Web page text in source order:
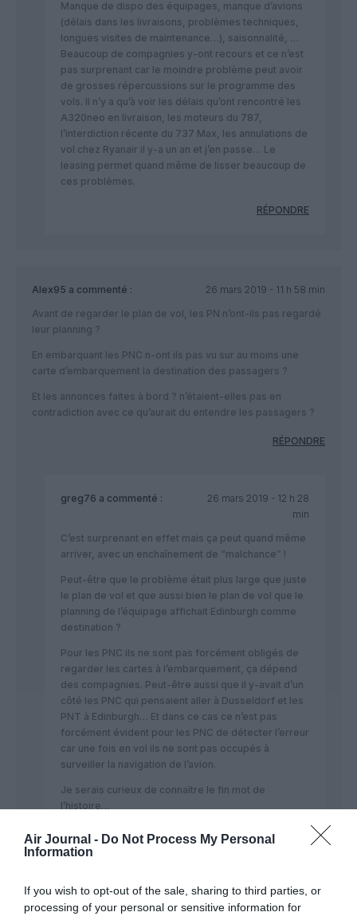
Air Journal - Do Not Process My Personal
Information
If you wish to opt-out of the sale, sharing to third parties, or
processing of your personal or sensitive information for
Manque de dispo des équipages, manque d’avions
(délais dans les livraisons, problèmes techniques,
longues visites de maintenance…), saisonnalité, …
Beaucoup de compagnies y-ont recours et ce n’est
pas surprenant car le moindre problème peut avoir
de grosses répercussions sur le programme des
vols. Il n’y a qu’à voir les délais qu’ont rencontré les
A320neo en livraison, les moteurs du 787,
l’interdiction récente du 737 Max, les annulations de
vol chez Ryanair il y-a un an et j’en passe… Le
leasing permet quand même de lisser beaucoup de
ces problèmes.
RÉPONDRE
Alex95 a commenté :
26 mars 2019 - 11 h 58 min
Avant de regarder le plan de vol, les PN n’ont-ils pas regardé
leur planning ?
En embarquant les PNC n-ont ils pas vu sur au moins une
carte d’embarquement la destination des passagers ?
Et les annonces faites à bord ? n’étaient-elles pas en
contradiction avec ce qu’aurait du entendre les passagers ?
RÉPONDRE
greg76 a commenté :
26 mars 2019 - 12 h 28
min
C’est surprenant en effet mais ça peut quand même
arriver, avec un enchaînement de “malchance” !
Peut-être que le problème était plus large que juste
le plan de vol et que aussi bien le plan de vol que le
planning de l’équipage affichait Edinburgh comme
destination ?
Pour les PNC ils ne sont pas forcément obligés de
regarder les cartes à l’embarquement, ça dépend
des compagnies. Peut-être aussi que il y-avait d’un
côté les PNC qui pensaient aller à Dusseldorf et les
PNT à Edinburgh… Et dans ce cas ce n’est pas
forcément évident pour les PNC de détecter l’erreur
car une fois en vol ils ne sont pas occupés à
surveiller la navigation de l’avion.
Je serais curieux de connaître le fin mot de
l’histoire…
RÉPONDRE
Reika commenté :
27 mars 2019 - 1 h 09
min